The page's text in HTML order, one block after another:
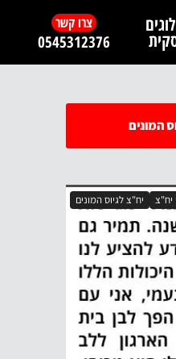
צרו קשר
0545312376
המונים
יח"צ יח"צ לגיוס המונים